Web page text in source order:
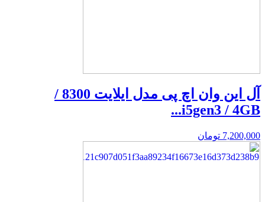
آل این وان اچ پی مدل ایلایت 8300 /
i5gen3 / 4GB...
7,200,000 تومان